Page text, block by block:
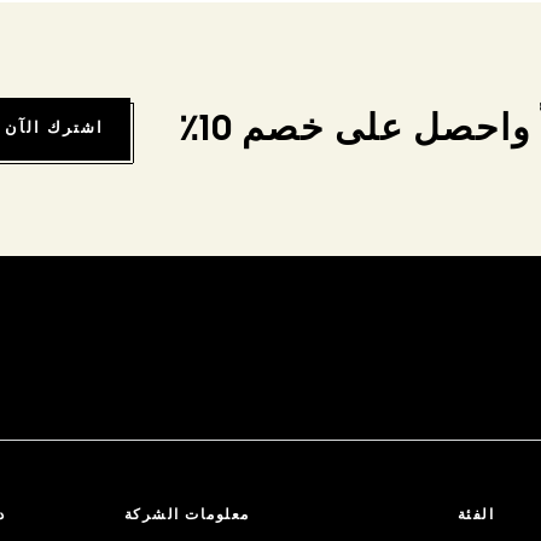
على خصم 10٪ اشترك الآن
الفئة معلومات الشركة